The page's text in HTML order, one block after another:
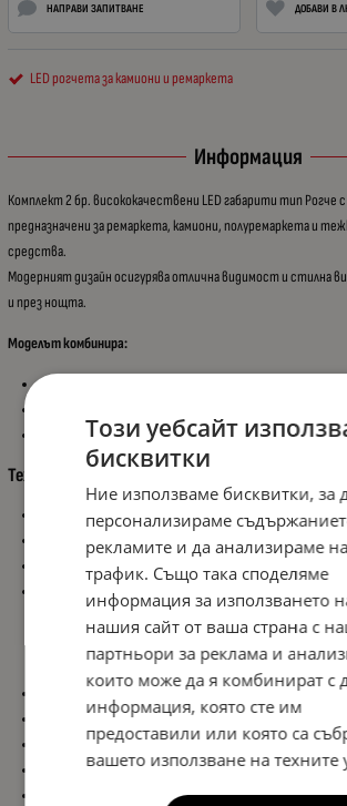
НАПРАВИ ЗАПИТВАНЕ ДОБАВИ В
LED рогчета за камиони и ремаркета
Информация
Комплект 2 бр. висококачествени LED габарити тип Рогче
предназначени за ремаркета, камиони, полуремаркета и
средства.
Модерният дизайн осигурява отлична видимост и стилна
и през нощта.
Моделът комбинира:
Бял преден габарит
Страничен оранжев маркер
Технически характеристики:
Комплект 2 бр.
Напрежение: 12V – 24V
Неонов LED ефект
Дължина: 140.5 mm
Ширина: 38 mm
Монтажно разстояние: 81.5 mm
Монтажен отвор: Ø 6.5 mm
Устойчив корпус
Ниска консумация
Този уебсайт
бисквитки
Ние използваме бисквитки, за
персонализираме
рекламите и да анализираме
трафик. Също така споделяме
информация за използването
нашия сайт от ваша страна с
партньори за реклама и
които може да я комбинират с
информация, която сте им
предоставили или която са
вашето използване на техните